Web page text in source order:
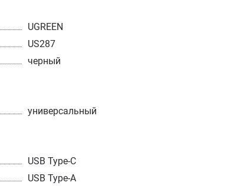
UGREEN
US287
черный
универсальный
USB Type-C
USB Type-A